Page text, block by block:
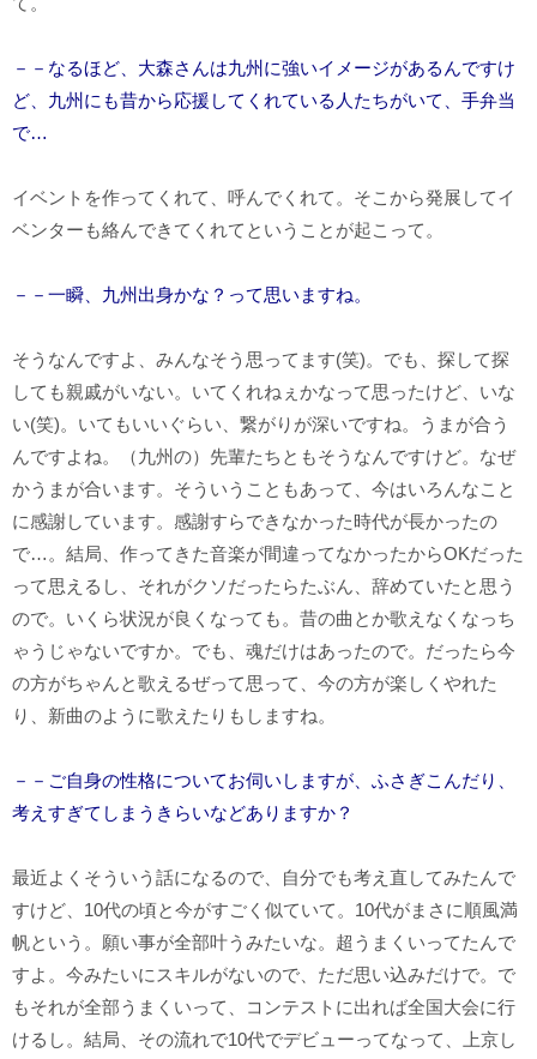
－－なるほど、大森さんは九州に強いイメージがあるんですけ
ど、九州にも昔から応援してくれている人たちがいて、手弁当
で…
イベントを作ってくれて、呼んでくれて。そこから発展してイ
ベンターも絡んできてくれてということが起こって。
－－一瞬、九州出身かな？って思いますね。
そうなんですよ、みんなそう思ってます(笑)。でも、探して探
しても親戚がいない。いてくれねぇかなって思ったけど、いな
い(笑)。いてもいいぐらい、繋がりが深いですね。うまが合う
んですよね。（九州の）先輩たちともそうなんですけど。なぜ
かうまが合います。そういうこともあって、今はいろんなこと
に感謝しています。感謝すらできなかった時代が長かったの
で…。結局、作ってきた音楽が間違ってなかったからOKだった
って思えるし、それがクソだったらたぶん、辞めていたと思う
ので。いくら状況が良くなっても。昔の曲とか歌えなくなっち
ゃうじゃないですか。でも、魂だけはあったので。だったら今
の方がちゃんと歌えるぜって思って、今の方が楽しくやれた
り、新曲のように歌えたりもしますね。
－－ご自身の性格についてお伺いしますが、ふさぎこんだり、
考えすぎてしまうきらいなどありますか？
最近よくそういう話になるので、自分でも考え直してみたんで
すけど、10代の頃と今がすごく似ていて。10代がまさに順風満
帆という。願い事が全部叶うみたいな。超うまくいってたんで
すよ。今みたいにスキルがないので、ただ思い込みだけで。で
もそれが全部うまくいって、コンテストに出れば全国大会に行
けるし。結局、その流れで10代でデビューってなって、上京し